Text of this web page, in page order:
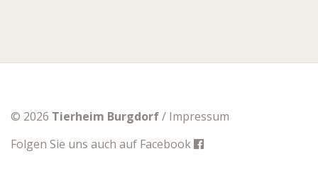
© 2026 Tierheim Burgdorf/ Impressum
Folgen Sie uns auch auf Facebook